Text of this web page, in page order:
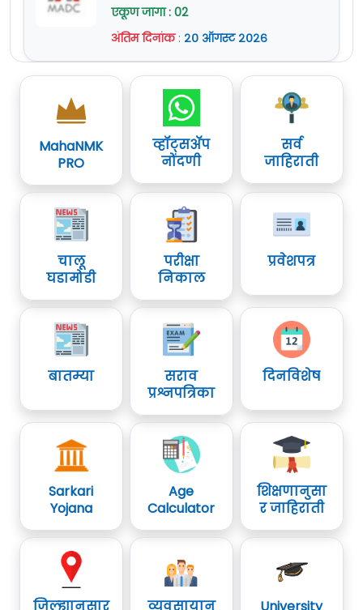
एकूण जागा : 02
अंतिम दिनांक: २० ऑगस्ट २०२६
MahaNMK
PRO
व्हॉट्सॲप
नोंदणी
सर्व
जाहिराती
चालू
घडामोडी
परीक्षा
निकाल
प्रवेशपत्र
बातम्या
सराव
प्रश्नपत्रिका
दिनविशेष
Sarkari
Yojana
Age
Calculator
शिक्षणानुसा
र जाहिराती